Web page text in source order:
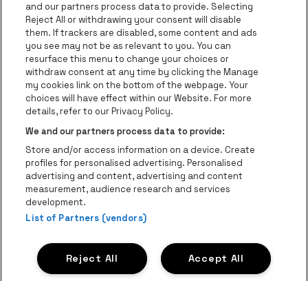
Visitez le site de CrokyVisitez le site de Bruzz
Visitez le site de Le SoirVisitez le site de
Visitez le site de Radio
Forest National fait partie de be•at
Forest National
Avenue Victor Rousseau 208, 1190 Forest
Be-At Venues
Schijnpoortweg 119, 2170 Anvers
BTW (BE) 0461.051.688 - RPR Antwerpen
BNP Paribas Fortis - IBAN: BE93 2200 4925 0067 - BIC:
GEBABEBB
ProclaimerCookiesManage my cookiesPrivacy
and our partners process data to provide. Selecting
Reject All or withdrawing your consent will disable
them. If trackers are disabled, some content and ads
you see may not be as relevant to you. You can
resurface this menu to change your choices or
withdraw consent at any time by clicking the Manage
my cookies link on the bottom of the webpage. Your
choices will have effect within our Website. For more
details, refer to our Privacy Policy.
We and our partners process data to provide:
Store and/or access information on a device. Create
profiles for personalised advertising. Personalised
advertising and content, advertising and content
measurement, audience research and services
development.
List of Partners (vendors)
Accept All
Reject All